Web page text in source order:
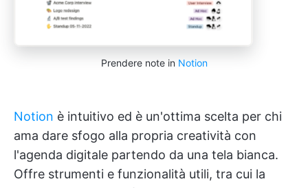
Prendere note in Notion
Notion è intuitivo ed è un'ottima scelta per chi
ama dare sfogo alla propria creatività con
l'agenda digitale partendo da una tela bianca.
Offre strumenti e funzionalità utili, tra cui la